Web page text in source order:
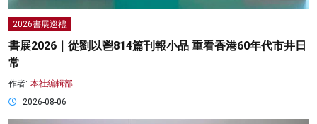
2026書展巡禮
書展2026｜從劉以鬯814篇刊報小品 重看香港60年代市井日
常
作者: 本社編輯部
2026-08-06